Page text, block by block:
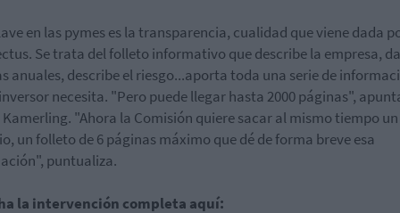
en las pymes es la transparencia, cualidad que viene dada
Se trata del folleto informativo que describe la empresa,
anuales, describe el riesgo...aporta toda una serie de
necesita. "Pero puede llegar hasta 2000 páginas",
"Ahora la Comisión quiere sacar al mismo tiempo un
un folleto de 6 páginas máximo que dé de forma breve esa
puntualiza.
la intervención completa aquí: